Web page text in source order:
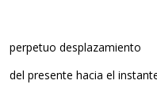
perpetuo desplazamiento
del presente hacia el